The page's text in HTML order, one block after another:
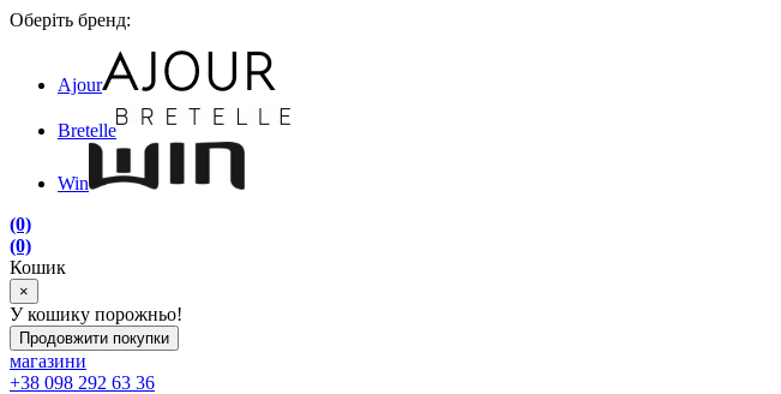
Оберіть бренд:
Ajour
Bretelle
Win
(0)
(0)
Кошик
×
У кошику порожньо!
Продовжити покупки
магазини
+38 098 292 63 36